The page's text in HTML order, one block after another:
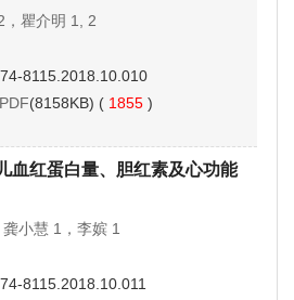
瞿介明 1, 2
8115.2018.10.010
PDF(8158KB) ( 1855 )
血红蛋白量、胆红素及心功能
小慧 1，李嫔 1
8115.2018.10.011